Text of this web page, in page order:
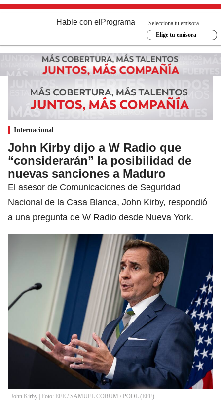
Hable con el Programa
Selecciona tu emisora
Elige tu emisora
Internacional
John Kirby dijo a W Radio que
“considerarán” la posibilidad de
nuevas sanciones a Maduro
El asesor de Comunicaciones de Seguridad
Nacional de la Casa Blanca, John Kirby, respondió
a una pregunta de W Radio desde Nueva York.
John Kirby | Foto: EFE / SAMUEL CORUM / POOL (EFE)